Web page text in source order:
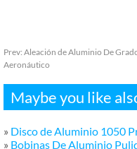
Prev: Aleación de Aluminio De
Aeronáutico
Maybe you like
» Disco de Aluminio 1050
» Bobinas De Aluminio